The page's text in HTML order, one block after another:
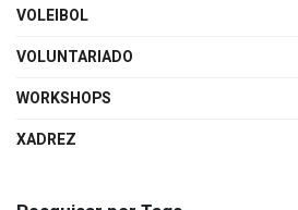
VOLEIBOL
VOLUNTARIADO
WORKSHOPS
XADREZ